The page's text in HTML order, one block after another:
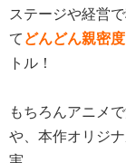
ステージや経営
て どんどん親密
トル！
もちろんアニメ
や、本作オリジ